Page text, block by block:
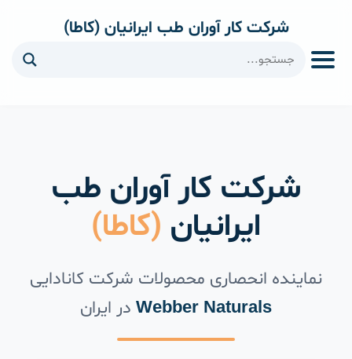
شرکت کار آوران طب ایرانیان (کاطا)
شرکت کار آوران طب
ایرانیان(کاطا)
نماینده انحصاری محصولات شرکت کانادایی
Webber Naturalsدر ایران